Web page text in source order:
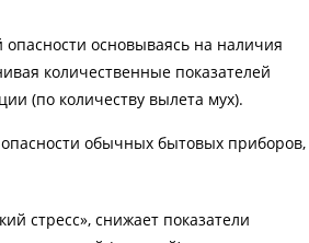
основываясь на наличия
количественные показателей
(по количеству вылета мух).
обычных бытовых приборов,
стресс», снижает показатели